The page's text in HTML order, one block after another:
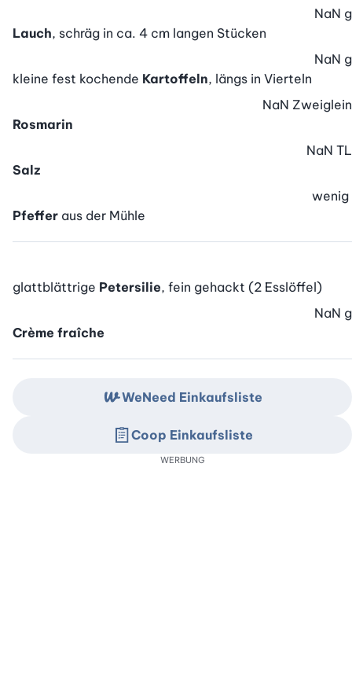
Lauch, schräg in ca. 4 cm langen Stücken
NaN g
kleine fest kochende Kartoffeln, längs in Vierteln
NaN g
Rosmarin
NaN Zweiglein
Salz
NaN TL
Pfeffer aus der Mühle
wenig
glattblättrige Petersilie, fein gehackt (2 Esslöffel)
Crème fraîche
NaN g
WeNeed Einkaufsliste
Coop Einkaufsliste
WERBUNG